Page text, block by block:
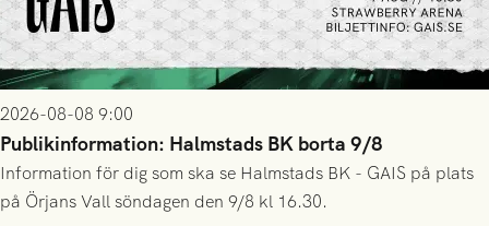
2026-08-08 9:00
Publikinformation: Halmstads BK borta 9/8
Information för dig som ska se Halmstads BK - GAIS på plats
på Örjans Vall söndagen den 9/8 kl 16.30.